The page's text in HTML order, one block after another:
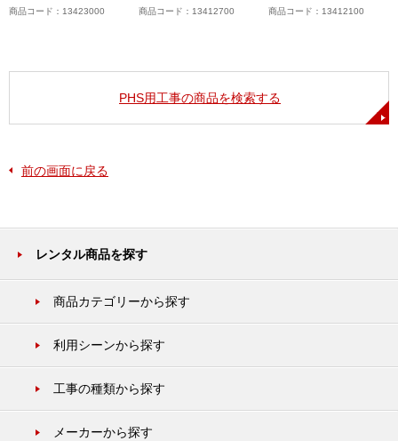
商品コード：13423000 商品コード：13412700 商品コード：13412100
PHS用工事の商品を検索する
前の画面に戻る
レンタル商品を探す
商品カテゴリーから探す
利用シーンから探す
工事の種類から探す
メーカーから探す